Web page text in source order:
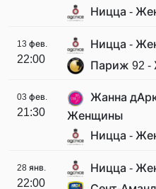
Ницца -
13 фев.
22:00
Ницца -
Париж 92
03 фев.
21:30
Жанна
Женщины
Ницца -
28 янв.
22:00
Ницца -